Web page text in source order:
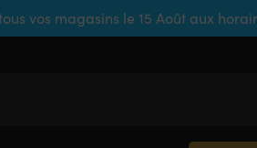
vos magasins le 15 Août aux